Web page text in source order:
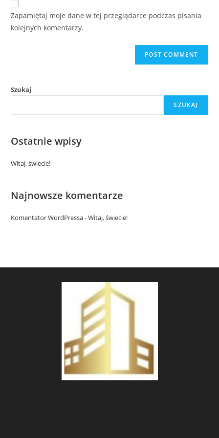
comment
URL
(optional)
Zapamiętaj moje dane w tej przeglądarce podczas pisania
kolejnych komentarzy.
Szukaj
SZUKAJ
Ostatnie wpisy
Witaj, świecie!
Najnowsze komentarze
Komentator WordPressa-Witaj, świecie!